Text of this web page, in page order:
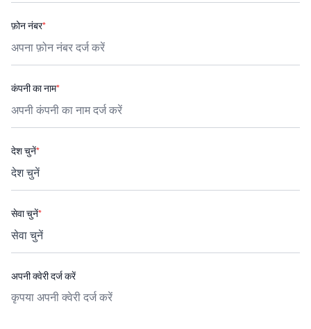
फ़ोन नंबर*
कंपनी का नाम*
देश चुनें*
सेवा चुनें*
अपनी क्वेरी दर्ज करें